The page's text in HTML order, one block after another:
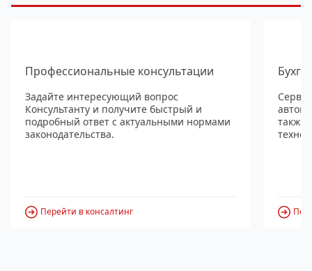
Профессиональные консультации
Задайте интересующий вопрос
Консультанту и получите быстрый и
подробный ответ с актуальными нормами
законодательства.
Перейти в консалтинг
также